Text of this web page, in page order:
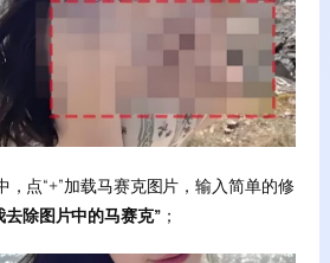
点“+”加载马赛克图片，输入简单的修
去除图片中的马赛克”；